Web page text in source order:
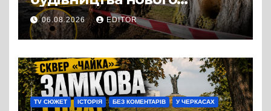
супермаркету VARUS на
проспекті Перемоги всохли
дерева. І це навряд чи
можна назвати
випадковістю
06.08.2026 EDITOR
TV СЮЖЕТ ІСТОРІЯ БЕЗ КОМЕНТАРІВ У ЧЕРКАСАХ